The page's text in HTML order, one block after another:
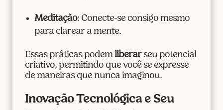
Meditação: Conecte-se consigo mesmo
para clarear a mente.
Essas práticas podem liberarseu potencial
criativo, permitindo que você se expresse
de maneiras que nunca imaginou.
Inovação Tecnológica e Seu